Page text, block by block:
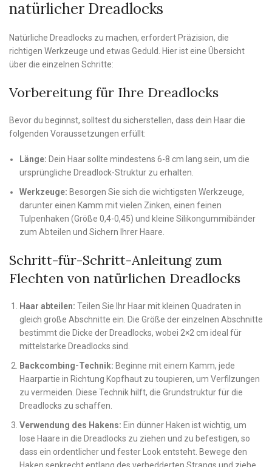
natürlicher Dreadlocks
Natürliche Dreadlocks zu machen, erfordert Präzision, die
richtigen Werkzeuge und etwas Geduld. Hier ist eine Übersicht
über die einzelnen Schritte:
Vorbereitung für Ihre Dreadlocks
Bevor du beginnst, solltest du sicherstellen, dass dein Haar die
folgenden Voraussetzungen erfüllt:
Länge: Dein Haar sollte mindestens 6-8 cm lang sein, um die
ursprüngliche Dreadlock-Struktur zu erhalten.
Werkzeuge: Besorgen Sie sich die wichtigsten Werkzeuge,
darunter einen Kamm mit vielen Zinken, einen feinen
Tulpenhaken (Größe 0,4-0,45) und kleine Silikongummibänder
zum Abteilen und Sichern Ihrer Haare.
Schritt-für-Schritt-Anleitung zum
Flechten von natürlichen Dreadlocks
Haar abteilen: Teilen Sie Ihr Haar mit kleinen Quadraten in
gleich große Abschnitte ein. Die Größe der einzelnen Abschnitte
bestimmt die Dicke der Dreadlocks, wobei 2×2 cm ideal für
mittelstarke Dreadlocks sind.
Backcombing-Technik: Beginne mit einem Kamm, jede
Haarpartie in Richtung Kopfhaut zu toupieren, um Verfilzungen
zu vermeiden. Diese Technik hilft, die Grundstruktur für die
Dreadlocks zu schaffen.
Verwendung des Hakens: Ein dünner Haken ist wichtig, um
lose Haare in die Dreadlocks zu ziehen und zu befestigen, so
dass ein ordentlicher und fester Look entsteht. Bewege den
Haken senkrecht entlang des verhedderten Strangs und ziehe